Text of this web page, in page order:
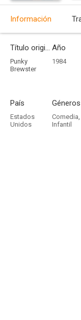
Información
Título original
Punky
Brewster
Año
1984
País
Estados
Unidos
Géneros
Comedia,
Infantil